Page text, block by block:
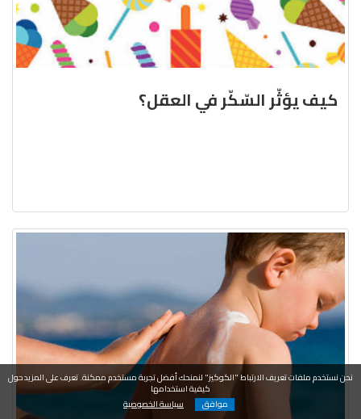
كيف يؤثّر السّكّر في العقل؟
نحن نستخدم ملفات تعريف الارتباط "الكوكيز" لنمنحك أفضل تجربة مستخدم ممكنة. تعرف على المزيد حول
كيفية استخدامها
موافق
سياسة الخصوصية